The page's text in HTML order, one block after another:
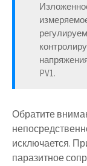
PV1.
Обратите
исключается.
паразитное